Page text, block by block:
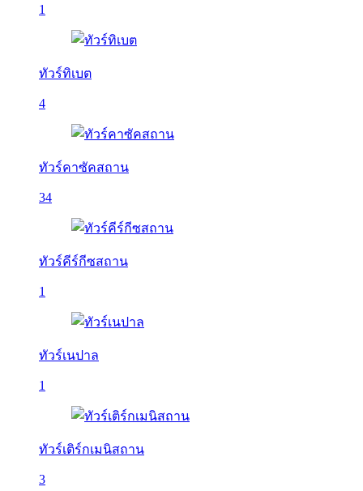
1
ทัวร์ทิเบต
4
ทัวร์คาซัคสถาน
34
ทัวร์คีร์กีซสถาน
1
ทัวร์เนปาล
1
ทัวร์เติร์กเมนิสถาน
3